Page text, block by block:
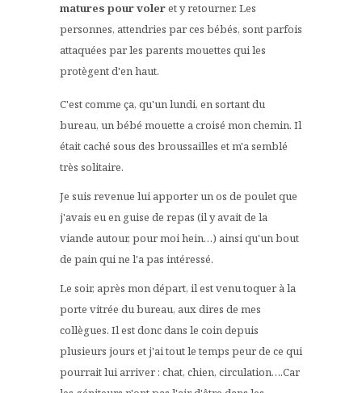
matures pour voleret y retourner. Les
personnes, attendries par ces bébés, sont parfois
attaquées par les parents mouettes qui les
protègent d'en haut.
C'est comme ça, qu'un lundi, en sortant du
bureau, un bébé mouette a croisé mon chemin. Il
était caché sous des broussailles et m'a semblé
très solitaire.
Je suis revenue lui apporter un os de poulet que
j'avais eu en guise de repas (il y avait de la
viande autour, pour moi hein…) ainsi qu'un bout
de pain qui ne l'a pas intéressé.
Le soir, après mon départ, il est venu toquer à la
porte vitrée du bureau, aux dires de mes
collègues. Il est donc dans le coin depuis
plusieurs jours et j'ai tout le temps peur de ce qui
pourrait lui arriver : chat, chien, circulation….Car